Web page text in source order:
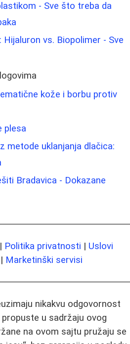
- Sve što treba da
Hijaluron vs. Biopolimer - Sve
kože i borbu protiv
plesa
metode uklanjanja dlačica:
Bradavica - Dokazane
| Politika privatnosti | Uslovi
| Marketinški servisi
nikakvu odgovornost
u sadržaju ovog
na ovom sajtu pružaju se